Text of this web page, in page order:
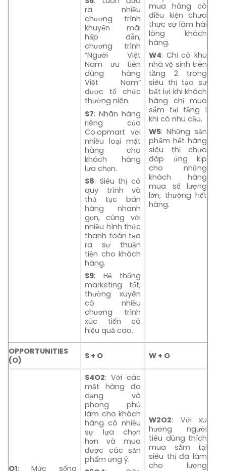
ra nhiều
chương trình
khuyến mãi
hấp dẫn,
chương trình
“Người Việt
Nam ưu tiên
dùng hàng
Việt Nam”
được tổ chức
thường niên.
S7: Nhãn hàng
riêng của
Co.opmart với
nhiều loại mặt
hàng cho
khách hàng
lựa chọn.
S8: Siêu thị có
quy trình và
thủ tục bán
hàng nhanh
gọn, cùng với
nhiều hình thức
thanh toán tạo
ra sự thuận
tiện cho khách
hàng.
S9: Hệ thống
marketing tốt,
thường xuyên
có nhiều
chương trình
xúc tiến có
hiệu quả cao.
mua hàng có
điều kiện chưa
thực sự làm hài
lòng khách
hàng.
W4: Chỉ có khu
nhà vệ sinh trên
tầng 2 trong
siêu thị tạo sự
bất lợi khi khách
hàng chỉ mua
sắm tại tầng 1
khi có nhu cầu.
W5: Những sản
phẩm hết hàng
siêu thị chưa
đáp ứng kịp
cho những
khách hàng
mua số lượng
lớn, thường hết
hàng.
OPPORTUNITIES
(O)
S + O W + O
O1: Mức sống
S4O2: Với các
mặt hàng đa
dạng và
phong phú
làm cho khách
hàng có nhiều
sự lựa chọn
hơn và mua
được các sản
phẩm ưng ý.
W2O2: Với xu
hướng người
tiêu dùng thích
mua sắm tại
siêu thị đã làm
cho lượng